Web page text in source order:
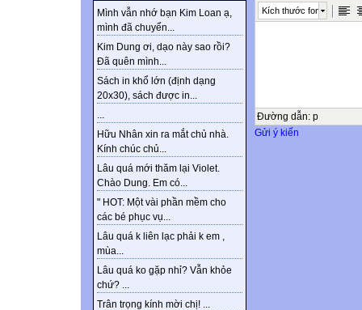
Mình vẫn nhớ bạn Kim Loan ạ,
mình đã chuyển...
Kim Dung ơi, dạo này sao rồi?
Đã quên mình...
Sách in khổ lớn (định dạng
20x30), sách được in...
...
Hữu Nhân xin ra mắt chủ nhà.
Kính chúc chủ...
Lâu quá mới thăm lại Violet.
Chào Dung. Em có...
" HOT: Một vài phần mềm cho
các bé phục vụ...
Lâu quá k liên lạc phải k em ,
mùa...
Lâu quá ko gặp nhỉ? Vẫn khỏe
chứ? ...
Trân trọng kính mời chị! ...
Kích thước font
Đường dẫn: p
Gửi ý kiến